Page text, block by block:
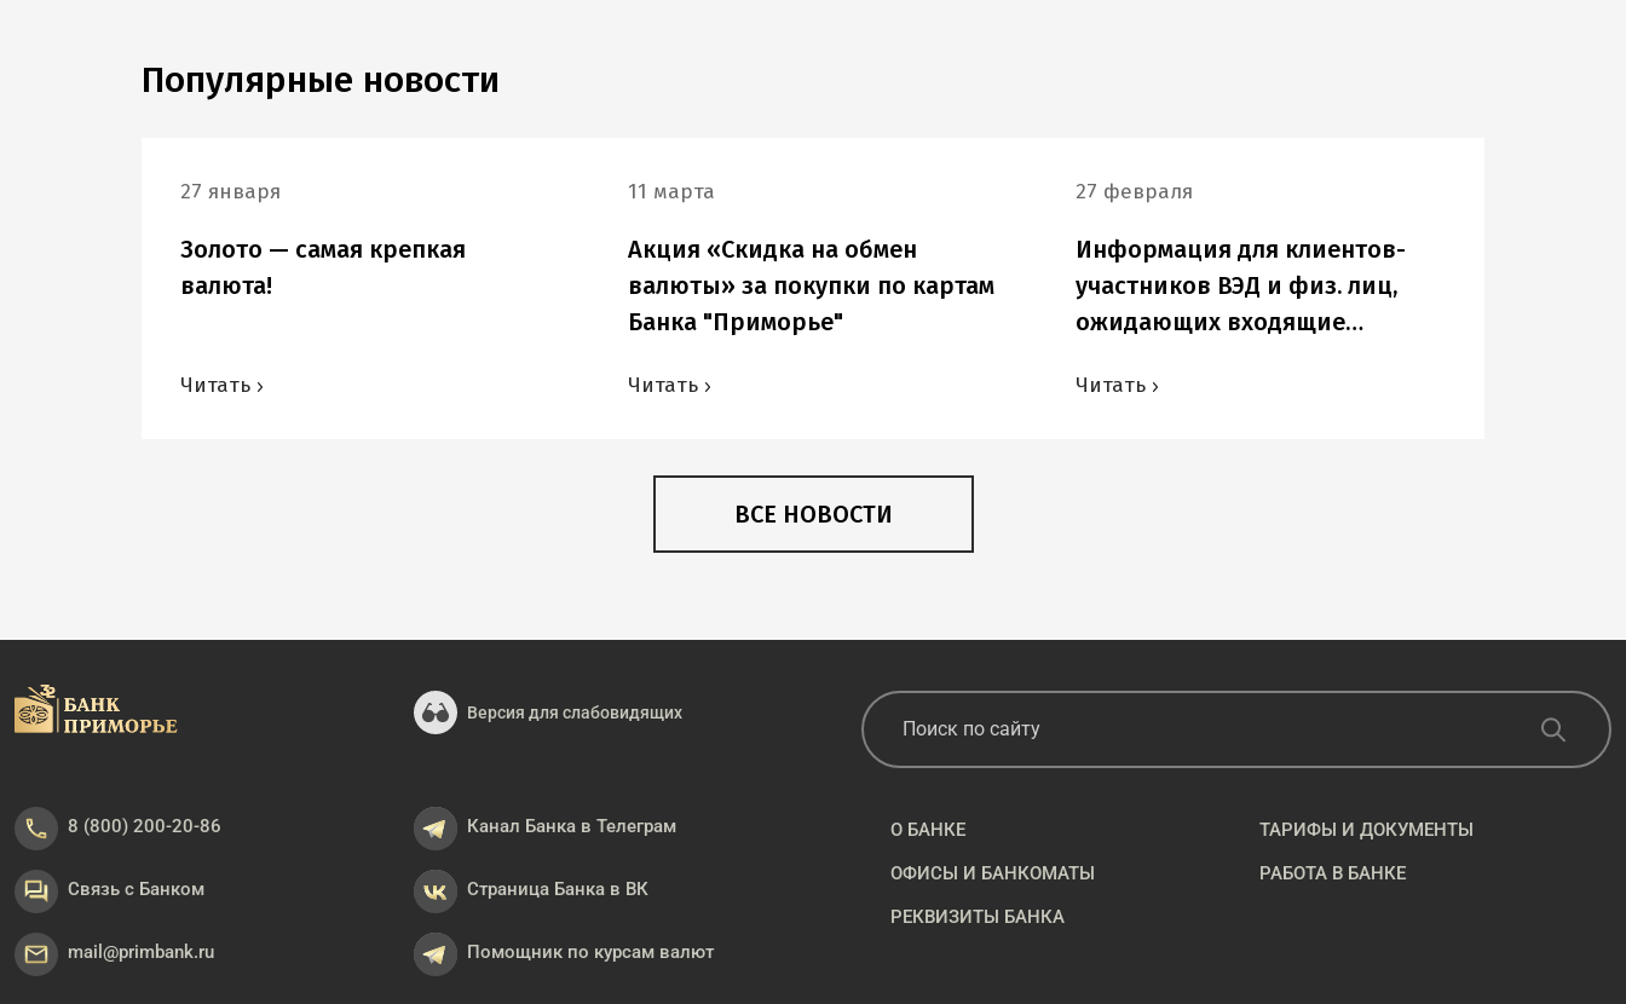
Популярные новости
27 января
Золото — самая крепкая
валюта!
Читать
11 марта
Акция «Скидка на обмен
валюты» за покупки по картам
Банка "Приморье"
Читать
27 февраля
Информация для клиентов-
участников ВЭД и физ. лиц,
ожидающих входящие
иностранных валютах.
Читать
ВСЕ НОВОСТИ
Версия для слабовидящих
8 (800) 200-20-86
Связь с Банком
mail@primbank.ru
Канал Банка в Телеграм
Страница Банка в ВК
Помощник по курсам валют
О БАНКЕ
ОФИСЫ И БАНКОМАТЫ
РЕКВИЗИТЫ БАНКА
ТАРИФЫ И ДОКУМЕНТЫ
РАБОТА В БАНКЕ